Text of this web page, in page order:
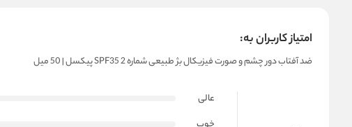
امتیاز کاربران به:
ضد آفتاب دور چشم و صورت فیزیکال بژ طبیعی شماره 2 SPF35 پیکسل | 50 میل
عالی